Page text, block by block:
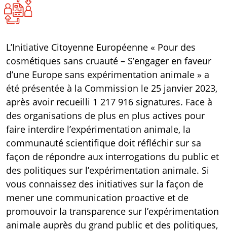
L’Initiative Citoyenne Européenne « Pour des
cosmétiques sans cruauté – S’engager en faveur
d’une Europe sans expérimentation animale » a
été présentée à la Commission le 25 janvier 2023,
après avoir recueilli 1 217 916 signatures. Face à
des organisations de plus en plus actives pour
faire interdire l’expérimentation animale, la
communauté scientifique doit réfléchir sur sa
façon de répondre aux interrogations du public et
des politiques sur l’expérimentation animale. Si
vous connaissez des initiatives sur la façon de
mener une communication proactive et de
promouvoir la transparence sur l’expérimentation
animale auprès du grand public et des politiques,